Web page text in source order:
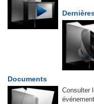
Documents
Consulter